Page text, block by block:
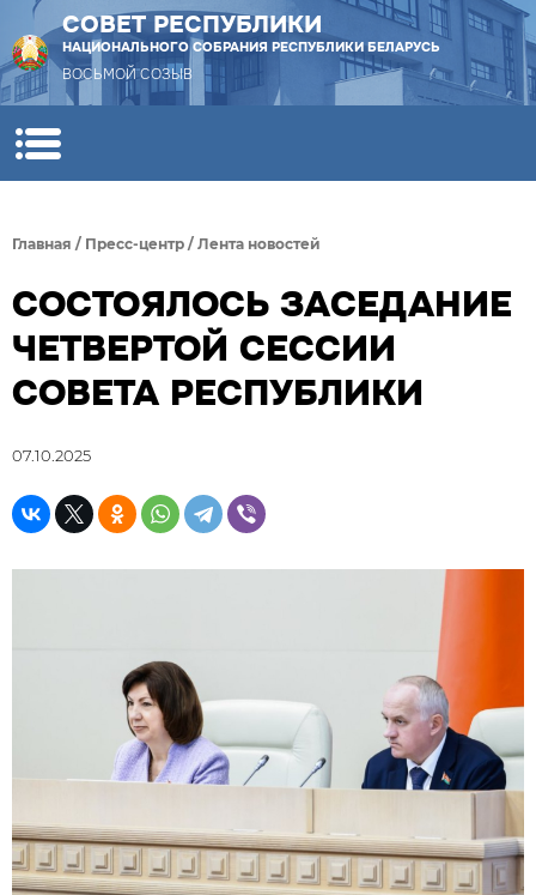
СОВЕТ РЕСПУБЛИКИ
НАЦИОНАЛЬНОГО СОБРАНИЯ РЕСПУБЛИКИ БЕЛАРУСЬ
ВОСЬМОЙ СОЗЫВ
Главная / Пресс-центр / Лента новостей
СОСТОЯЛОСЬ ЗАСЕДАНИЕ
ЧЕТВЕРТОЙ СЕССИИ
СОВЕТА РЕСПУБЛИКИ
07.10.2025